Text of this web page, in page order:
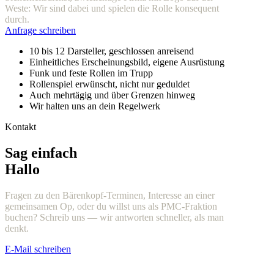
Weste: Wir sind dabei und spielen die Rolle konsequent
durch.
Anfrage schreiben
10 bis 12 Darsteller, geschlossen anreisend
Einheitliches Erscheinungsbild, eigene Ausrüstung
Funk und feste Rollen im Trupp
Rollenspiel erwünscht, nicht nur geduldet
Auch mehrtägig und über Grenzen hinweg
Wir halten uns an dein Regelwerk
Kontakt
Sag einfach
Hallo
Fragen zu den Bärenkopf-Terminen, Interesse an einer
gemeinsamen Op, oder du willst uns als PMC-Fraktion
buchen? Schreib uns — wir antworten schneller, als man
denkt.
E-Mail schreiben